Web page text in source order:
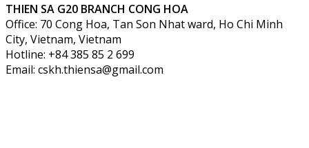
THIEN SA G20 BRANCH CONG HOA
Office: 70 Cong Hoa, Tan Son Nhat ward, Ho Chi Minh
City, Vietnam, Vietnam
Hotline: +84 385 85 2 699
Email: cskh.thiensa@gmail.com